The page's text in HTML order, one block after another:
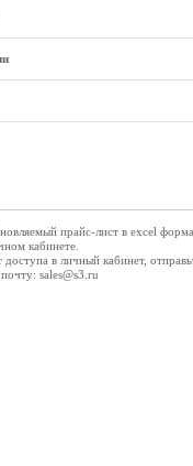
прайс-лист в excel
кабинете.
доступа в личный кабинет,
sales@s3.ru